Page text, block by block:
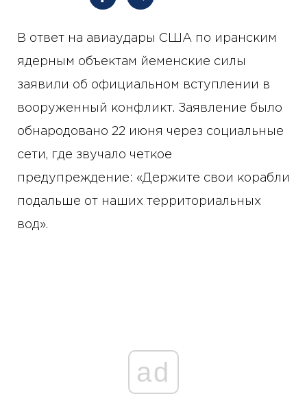
В ответ на авиаудары США по иранским
ядерным объектам йеменские силы
заявили об официальном вступлении в
вооруженный конфликт. Заявление было
обнародовано 22 июня через социальные
сети, где звучало четкое
предупреждение: «Держите свои корабли
подальше от наших территориальных
вод».
ad